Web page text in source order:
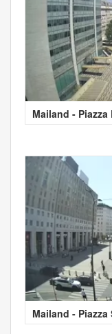
Mailand -
Mailand - Piazza